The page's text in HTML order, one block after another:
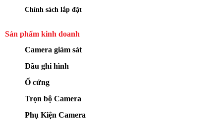
Chính sách lắp đặt
Sản phẩm kinh doanh
Camera giám sát
Đầu ghi hình
Ổ cứng
Trọn bộ Camera
Phụ Kiện Camera